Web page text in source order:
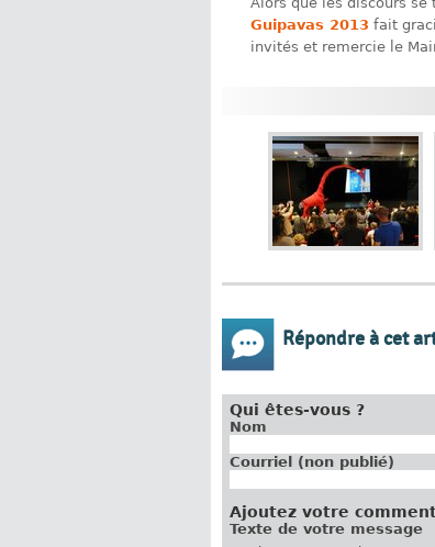
Guipavas 2013 fait
invités et remercie le
Répondre à cet
Qui êtes-vous ?
Nom
Courriel (non publié)
Ajoutez votre
Texte de votre message